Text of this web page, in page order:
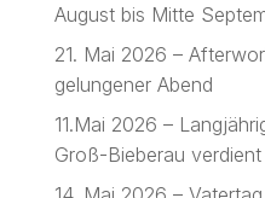
August bis Mitte
21. Mai 2026 –
gelungener Abend
11.Mai 2026 –
Groß-Bieberau